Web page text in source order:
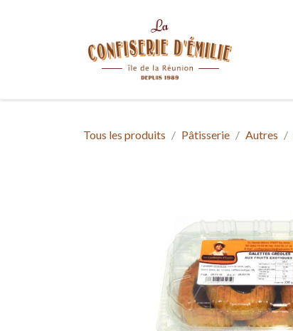
Tous les produits Pâtisserie Autres